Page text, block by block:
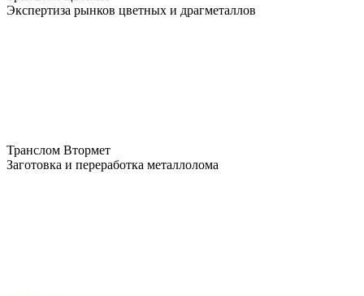
Экспертиза рынков цветных и драгметаллов
Транслом Втормет
Заготовка и переработка металлолома